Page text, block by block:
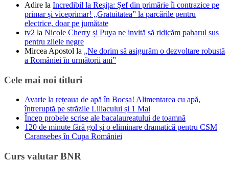
Adire la Incredibil la Reșița: Șef din primărie îi contrazice pe
primar și viceprimar! „Gratuitatea” la parcările pentru
electrice, doar pe jumătate
tv2 la Nicole Cherry și Puya ne invită să ridicăm paharul sus
pentru zilele negre
Mircea Apostol la „Ne dorim să asigurăm o dezvoltare robustă
a României în următorii ani”
Cele mai noi titluri
Avarie la rețeaua de apă în Bocșa! Alimentarea cu apă,
întreruptă pe străzile Liliacului și 1 Mai
Încep probele scrise ale bacalaureatului de toamnă
120 de minute fără gol și o eliminare dramatică pentru CSM
Caransebeș în Cupa României
Curs valutar BNR